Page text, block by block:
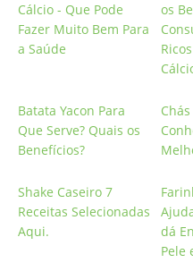
Cálcio - Que Pode
Fazer Muito Bem Para
a Saúde
os
Batata Yacon Para
Que Serve? Quais os
Benefícios?
Shake Caseiro 7
Receitas Selecionadas
Aqui.
dá
Pele